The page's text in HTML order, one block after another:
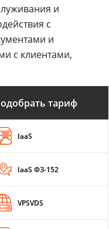
и
с
и
с клиентами,
тариф
IaaS
IaaS ФЗ-152
VPSVDS